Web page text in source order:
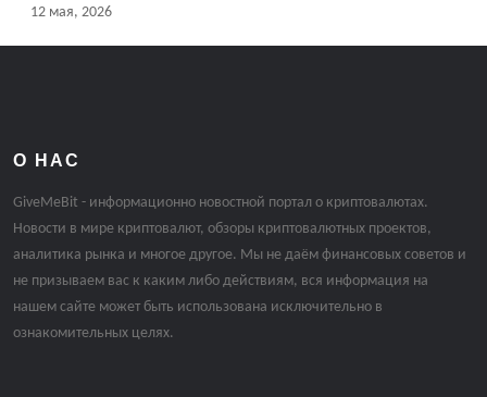
12 мая, 2026
О НАС
GiveMeBit - информационно новостной портал о криптовалютах.
Новости в мире криптовалют, обзоры криптовалютных проектов,
аналитика рынка и многое другое. Мы не даём финансовых советов и
не призываем вас к каким либо действиям, вся информация на
нашем сайте может быть использована исключительно в
ознакомительных целях.